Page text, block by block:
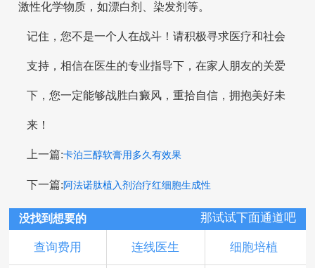
激性化学物质，如漂白剂、染发剂等。
记住，您不是一个人在战斗！请积极寻求医疗和社会
支持，相信在医生的专业指导下，在家人朋友的关爱
下，您一定能够战胜白癜风，重拾自信，拥抱美好未
来！
上一篇:卡泊三醇软膏用多久有效果
下一篇:阿法诺肽植入剂治疗红细胞生成性
没找到想要的 那试试下面通道吧
查询费用 连线医生 细胞培植